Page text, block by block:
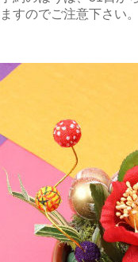
ますのでご注意下さい。